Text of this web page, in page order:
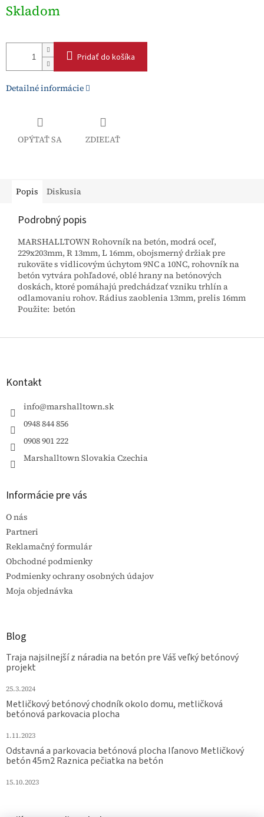
cena:
Skladom
Pridať do košíka
Detailné informácie
OPÝTAŤ SA ZDIEĽAŤ
Popis Diskusia
Podrobný popis
MARSHALLTOWN Rohovník na betón, modrá oceľ,
229x203mm, R 13mm, L 16mm, obojsmerný držiak pre
rukoväte s vidlicovým úchytom 9NC a 10NC, rohovník na
betón vytvára pohľadové, oblé hrany na betónových
doskách, ktoré pomáhajú predchádzať vzniku trhlín a
odlamovaniu rohov. Rádius zaoblenia 13mm, prelis 16mm
Použite: betón
Z
Kontakt
info@marshalltown.sk
0948 844 856
0908 901 222
Marshalltown Slovakia Czechia
Informácie pre vás
O nás
Partneri
Reklamačný formulár
Obchodné podmienky
Podmienky ochrany osobných údajov
Moja objednávka
Blog
Traja najsilnejší z náradia na betón pre Váš veľký betónový
projekt
25.3.2024
Metličkový betónový chodník okolo domu, metličková
betónová parkovacia plocha
1.11.2023
Odstavná a parkovacia betónová plocha Iľanovo Metličkový
betón 45m2 Raznica pečiatka na betón
15.10.2023